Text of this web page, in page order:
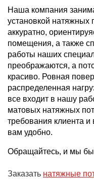
Наша компания
установкой
аккуратно,
помещения, а также
работы наших
преображаются, а
красиво. Ровная
распределенная
все входит в нашу
матовых натяжных
требования клиента и
вам удобно.
Обращайтесь, и мы
Заказать натяжные